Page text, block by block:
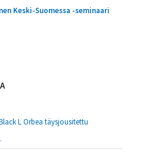
Keski-Suomessa -seminaari
L Orbea täysjousitettu